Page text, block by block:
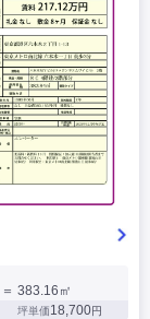
＝ 383.16㎡
坪単価18,700円